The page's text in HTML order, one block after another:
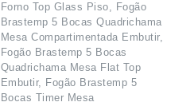
Forno Top Glass Piso, Fogão
Brastemp 5 Bocas Quadrichama
Mesa Compartimentada Embutir,
Fogão Brastemp 5 Bocas
Quadrichama Mesa Flat Top
Embutir, Fogão Brastemp 5
Bocas Timer Mesa